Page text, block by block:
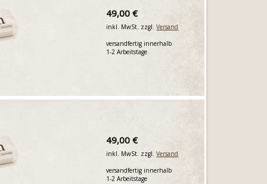
49,00 €
inkl. MwSt. zzgl.Versand
versandfertig innerhalb
1-2 Arbeitstage
49,00 €
inkl. MwSt. zzgl.Versand
versandfertig innerhalb
1-2 Arbeitstage